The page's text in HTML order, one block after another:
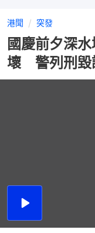
港聞 突發
國慶前夕深
壞 警列刑毀
播